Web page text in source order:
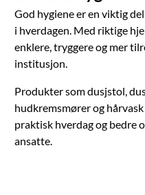
God hygiene er en viktig
i hverdagen. Med riktige
enklere, tryggere og mer
institusjon.
Produkter som dusjstol,
hudkremsmører og
praktisk hverdag og bedre
ansatte.